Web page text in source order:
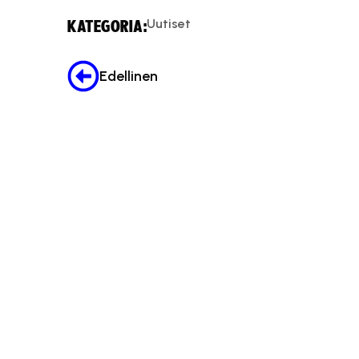
KATEGORIA:Uutiset
Edellinen